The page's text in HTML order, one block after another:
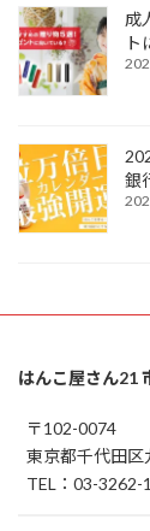
成
銀
はんこ屋さん21
〒102-0074
東京都千代田区
TEL：03-